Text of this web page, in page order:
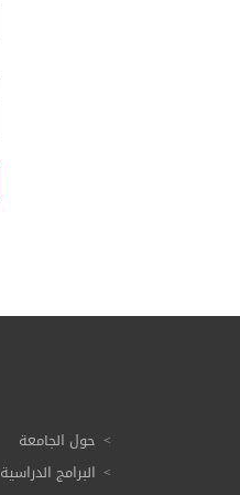
حول الجامعة
البرامج الدراسية